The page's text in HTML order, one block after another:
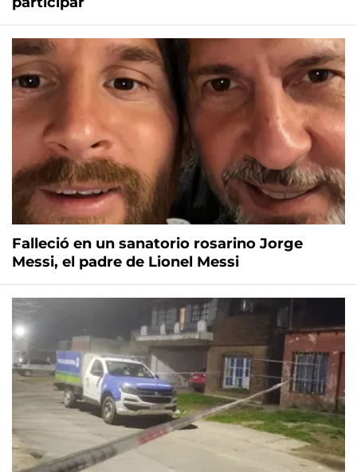
Falleció en un sanatorio rosarino Jorge
Messi, el padre de Lionel Messi